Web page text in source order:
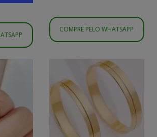
COMPRE PELO WHATSAPP